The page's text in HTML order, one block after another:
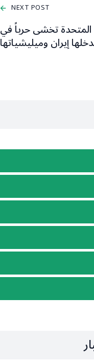
NEXT POST
المتحدة تخشى حرباً في
إيران وميليشياتها